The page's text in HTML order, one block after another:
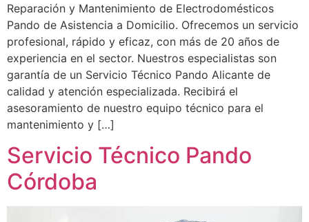
Reparación y Mantenimiento de Electrodomésticos
Pando de Asistencia a Domicilio. Ofrecemos un servicio
profesional, rápido y eficaz, con más de 20 años de
experiencia en el sector. Nuestros especialistas son
garantía de un Servicio Técnico Pando Alicante de
calidad y atención especializada. Recibirá el
asesoramiento de nuestro equipo técnico para el
mantenimiento y […]
Servicio Técnico Pando
Córdoba